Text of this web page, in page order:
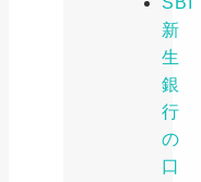
新
生
銀
行
の
口